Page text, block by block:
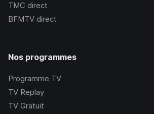
TMC direct
BFMTV direct
Nos programmes
Programme TV
TV Replay
TV Gratuit